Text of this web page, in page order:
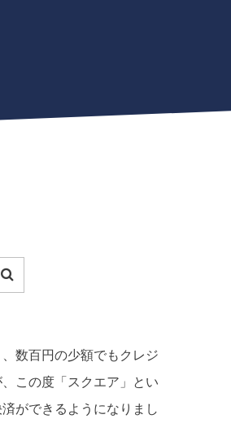
数百円の少額でもクレジ
この度「スクエア」とい
ができるようになりまし